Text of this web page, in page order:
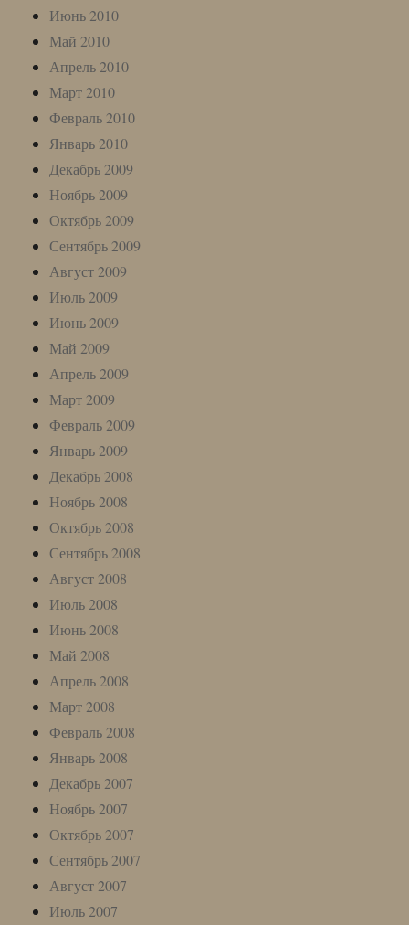
Июнь 2010
Май 2010
Апрель 2010
Март 2010
Февраль 2010
Январь 2010
Декабрь 2009
Ноябрь 2009
Октябрь 2009
Сентябрь 2009
Август 2009
Июль 2009
Июнь 2009
Май 2009
Апрель 2009
Март 2009
Февраль 2009
Январь 2009
Декабрь 2008
Ноябрь 2008
Октябрь 2008
Сентябрь 2008
Август 2008
Июль 2008
Июнь 2008
Май 2008
Апрель 2008
Март 2008
Февраль 2008
Январь 2008
Декабрь 2007
Ноябрь 2007
Октябрь 2007
Сентябрь 2007
Август 2007
Июль 2007